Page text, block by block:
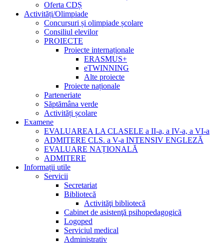
Oferta CDȘ
Activități/Olimpiade
Concursuri și olimpiade școlare
Consiliul elevilor
PROIECTE
Proiecte internaționale
ERASMUS+
eTWINNING
Alte proiecte
Proiecte naționale
Parteneriate
Săptămâna verde
Activități școlare
Examene
EVALUAREA LA CLASELE a II-a, a IV-a, a VI-a
ADMITERE CLS. a V-a INTENSIV ENGLEZĂ
EVALUARE NAȚIONALĂ
ADMITERE
Informații utile
Servicii
Secretariat
Bibliotecă
Activităţi bibliotecă
Cabinet de asistenţă psihopedagogică
Logoped
Serviciul medical
Administrativ